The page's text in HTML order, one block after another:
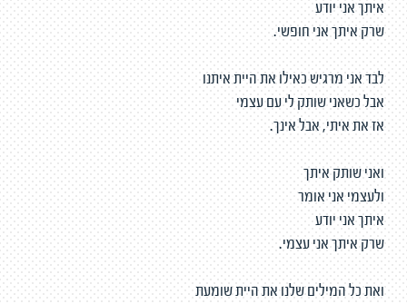
איתך אני יודע
שרק איתך אני חופשי.
לבד אני מרגיש כאילו את היית איתנו
אבל כשאני שותק לי עם עצמי
אז את איתי, אבל אינך.
ואני שותק איתך
ולעצמי אני אומר
איתך אני יודע
שרק איתך אני עצמי.
ואת כל המילים שלנו את היית שומעת